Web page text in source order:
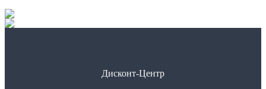
Дисконт-Центр